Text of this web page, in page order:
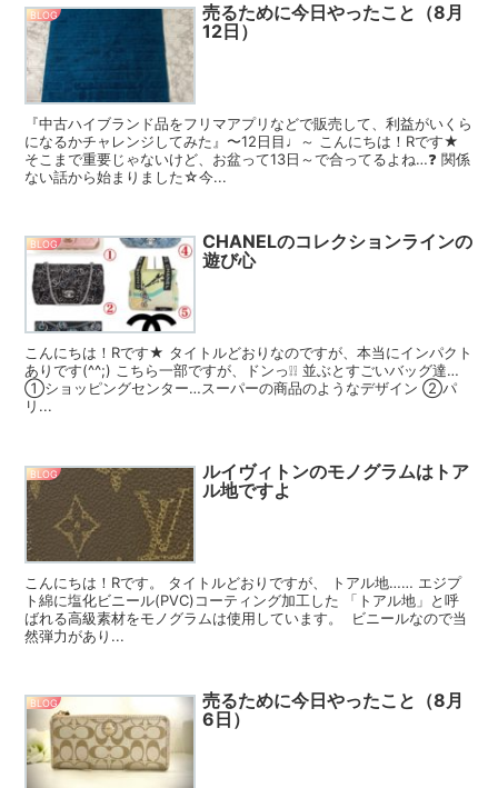
BLOG
売るために今日やったこと（8月
12日）
『中古ハイブランド品をフリマアプリなどで販売して、利益がいくら
になるかチャレンジしてみた』〜12日目♩～ こんにちは！Rです★
そこまで重要じゃないけど、お盆って13日～で合ってるよね…❓ 関係
ない話から始まりました☆今...
BLOG
CHANELのコレクションラインの
遊び心
こんにちは！Rです★ タイトルどおりなのですが、本当にインパクト
ありです(^^;) こちら一部ですが、ドンっ❕❕ 並ぶとすごいバッグ達…
①ショッピングセンター…スーパーの商品のようなデザイン ②パ
リ...
BLOG
ルイヴィトンのモノグラムはトア
ル地ですよ
こんにちは！Rです。 タイトルどおりですが、 トアル地…… エジプ
ト綿に塩化ビニール(PVC)コーティング加工した 「トアル地」と呼
ばれる高級素材をモノグラムは使用しています。 ビニールなので当
然弾力があり...
BLOG
売るために今日やったこと（8月
6日）